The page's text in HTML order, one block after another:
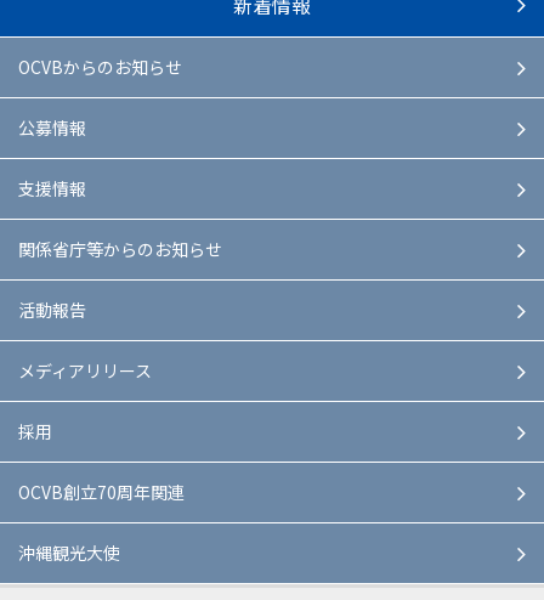
OCVBからのお知らせ
公募情報
支援情報
関係省庁等からのお知らせ
活動報告
メディアリリース
採用
OCVB創立70周年関連
沖縄観光大使